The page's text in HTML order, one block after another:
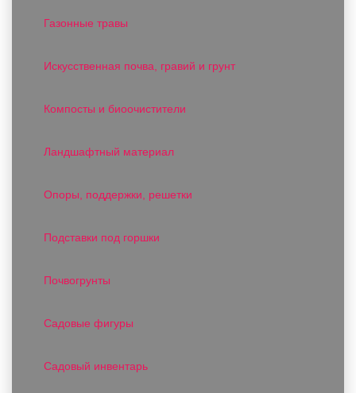
Газонные травы
Искусственная почва, гравий и грунт
Компосты и биоочистители
Ландшафтный материал
Опоры, поддержки, решетки
Подставки под горшки
Почвогрунты
Садовые фигуры
Садовый инвентарь